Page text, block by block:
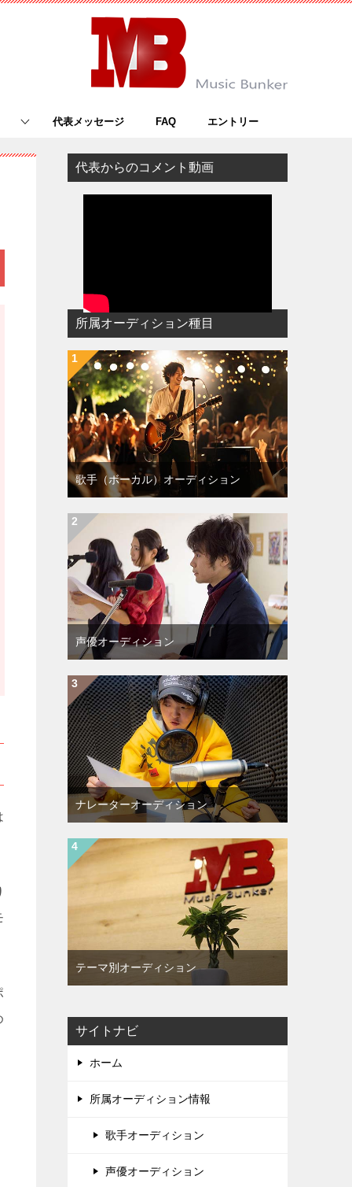
代表メッセージ FAQ エントリー
代表からのコメント動画
所属オーディション種目
歌手（ボーカル）オーディション
声優オーディション
ナレーターオーディション
テーマ別オーディション
サイトナビ
ホーム
所属オーディション情報
歌手オーディション
声優オーディション